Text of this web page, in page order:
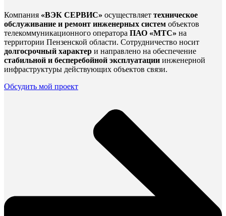
Компания «ВЭК СЕРВИС» осуществляет техническое
обслуживание и ремонт инженерных систем объектов
телекоммуникационного оператора ПАО «МТС» на
территории Пензенской области. Сотрудничество носит
долгосрочный характер и направлено на обеспечение
стабильной и бесперебойной эксплуатации инженерной
инфраструктуры действующих объектов связи.
Обсудить мой проект